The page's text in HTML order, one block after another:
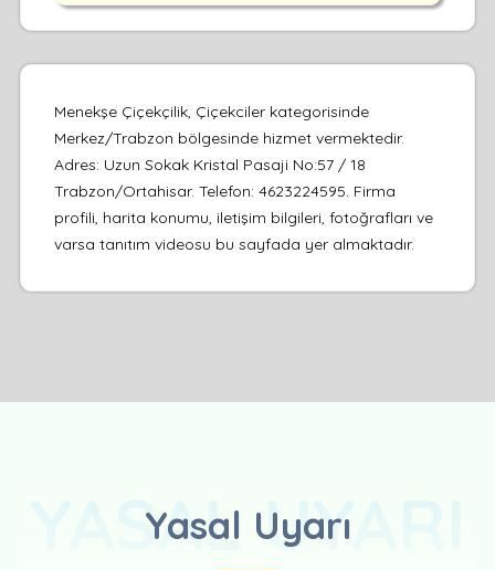
Menekşe Çiçekçilik, Çiçekciler kategorisinde
Merkez/Trabzon bölgesinde hizmet vermektedir.
Adres: Uzun Sokak Kristal Pasaji No:57 / 18
Trabzon/Ortahisar. Telefon: 4623224595. Firma
profili, harita konumu, iletişim bilgileri, fotoğrafları ve
varsa tanıtım videosu bu sayfada yer almaktadır.
Yasal Uyarı
YASAL UYARI